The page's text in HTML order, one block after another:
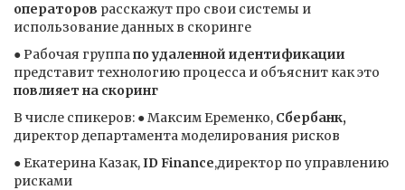
операторов расскажут про свои системы и
использование данных в скоринге
● Рабочая группапо удаленной идентификации
представит технологию процесса и объяснит как это
повлияет на скоринг
В числе спикеров: ● Максим Еременко, Сбербанк,
директор департамента моделирования рисков
● Екатерина Казак,ID Finance,директор по управлению
рисками